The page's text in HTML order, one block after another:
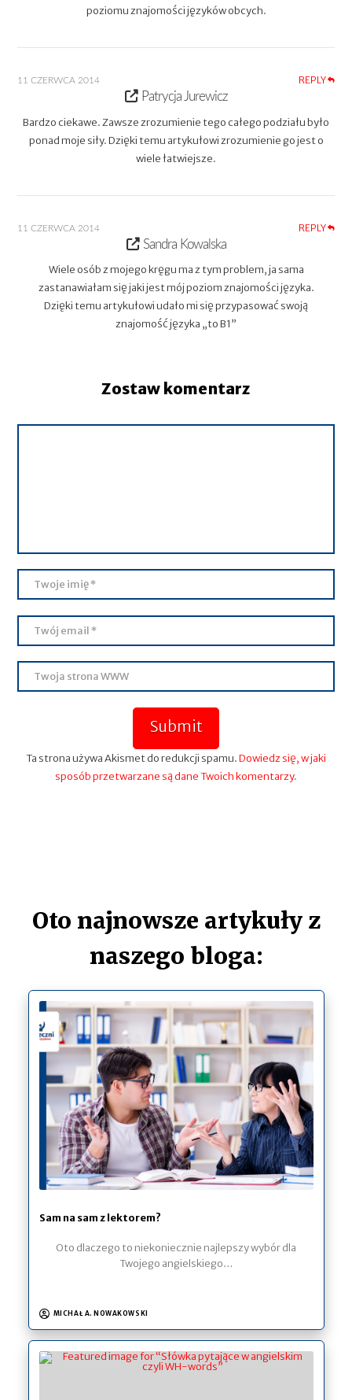
poziomu znajomości języków obcych.
11 CZERWCA 2014 REPLY
Patrycja Jurewicz
Bardzo ciekawe. Zawsze zrozumienie tego całego podziału było
ponad moje siły. Dzięki temu artykułowi zrozumienie go jest o
wiele łatwiejsze.
11 CZERWCA 2014 REPLY
Sandra Kowalska
Wiele osób z mojego kręgu ma z tym problem, ja sama
zastanawiałam się jaki jest mój poziom znajomości języka.
Dzięki temu artykułowi udało mi się przypasować swoją
znajomość języka „to B1”
Zostaw komentarz
Submit
Ta strona używa Akismet do redukcji spamu.Dowiedz się, w jaki
sposób przetwarzane są dane Twoich komentarzy.
Oto najnowsze artykuły z
naszego bloga:
Sam na sam z lektorem?
Oto dlaczego to niekoniecznie najlepszy wybór dla
Twojego angielskiego…
MICHAŁ A. NOWAKOWSKI